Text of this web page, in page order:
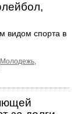
видом спорта в
Молодежь,